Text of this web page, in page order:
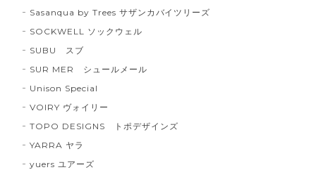
Sasanqua by Trees サザンカバイツリーズ
SOCKWELL ソックウェル
SUBU スブ
SUR MER シュールメール
Unison Special
VOIRY ヴォイリー
TOPO DESIGNS トポデザインズ
YARRA ヤラ
yuers ユアーズ